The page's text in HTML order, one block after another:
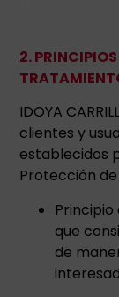
2.
IDOYA
clientes y
establecidos
Protección
Principio
que
de